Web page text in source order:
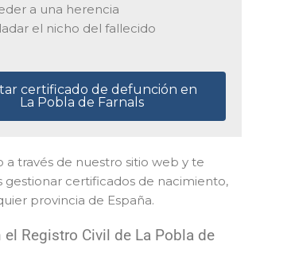
a una herencia
el nicho del fallecido
certificado de defunción en
La Pobla de Farnals
a través de nuestro sitio web y te
certificados de nacimiento,
provincia de España.
Registro Civil de La Pobla de